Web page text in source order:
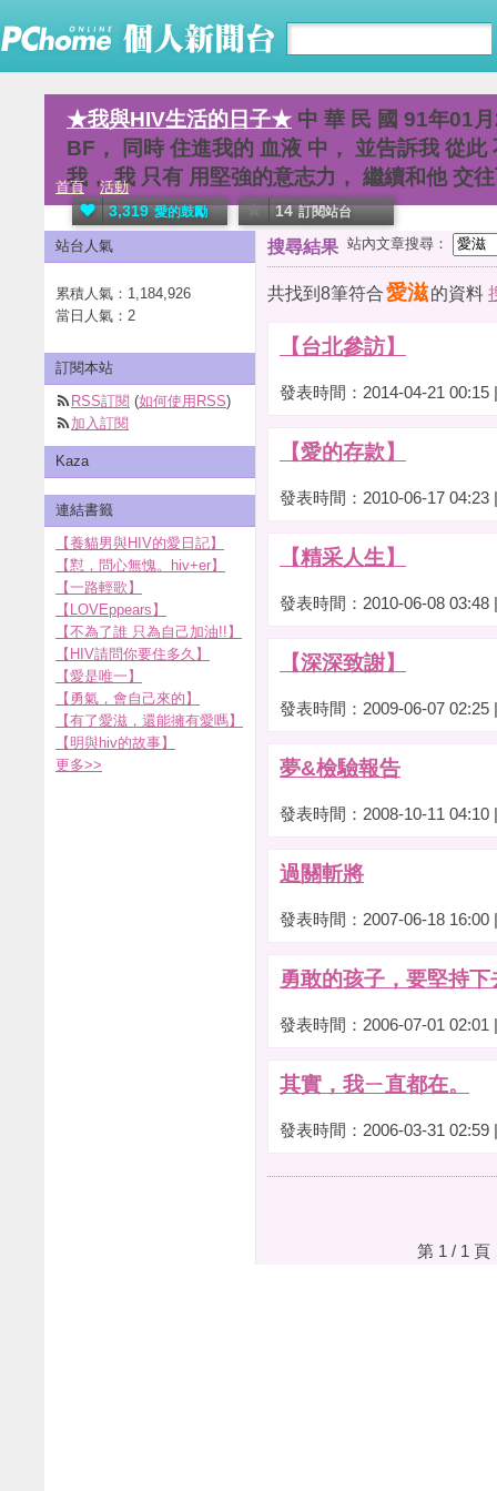
★我與HIV生活的日子★ 中 華 民 國 91年01
BF， 同時 住進我的 血液 中， 並告訴我 從
我， 我 只有 用堅強的意志力， 繼續和他 交
3,319 愛的鼓勵 14 訂閱站台
首頁 活動
搜尋結果 站內文章搜尋：
共找到8筆符合愛滋的資料
【台北參訪】
發表時間：2014-04-21 00:15
【愛的存款】
發表時間：2010-06-17 04:23
【精采人生】
發表時間：2010-06-08 03:48
【深深致謝】
發表時間：2009-06-07 02:25
夢&檢驗報告
發表時間：2008-10-11 04:10
過關斬將
發表時間：2007-06-18 16:00
勇敢的孩子，要堅持下
發表時間：2006-07-01 02:01
其實，我ㄧ直都在。
發表時間：2006-03-31 02:59
第 1 / 1
站台人氣
累積人氣： 1,184,926
當日人氣： 2
訂閱本站
RSS訂閱 (如何使用RSS)
加入訂閱
Kaza
連結書籤
【養貓男與HIV的愛日記】
【懟，問心無愧。hiv+er】
【一路輕歌】
【LOVEppears】
【不為了誰 只為自己加油!!】
【HIV請問你要住多久】
【愛是唯一】
【勇氣，會自己來的】
【有了愛滋，還能擁有愛嗎】
【明與hiv的故事】
更多>>